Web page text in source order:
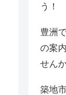
う！
豊洲
の案
せんか
築地